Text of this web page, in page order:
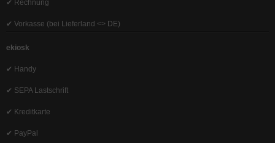
✔ Rechnung
✔ Vorkasse (bei Lieferland <> DE)
ekiosk
✔ Handy
✔ SEPA Lastschrift
✔ Kreditkarte
✔ PayPal